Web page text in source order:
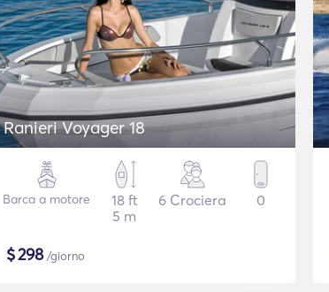
Ranieri Voyager 18
Barca a motore
18 ft
5 m
6 Crociera 0
$298/giorno